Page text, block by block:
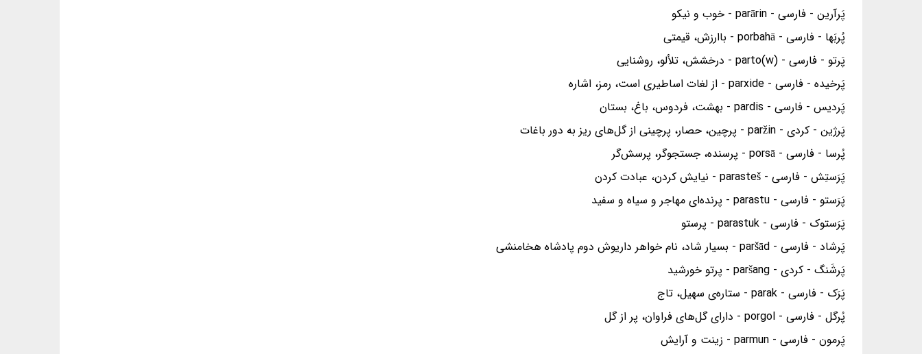
پَرآرین - فارسی - parārin - خوب و نیکو
پُربَها - فارسی - porbahā - باارزش، قیمتی
پَرتو - فارسی - parto(w) - درخشش، تلألو، روشنایی
پَرخیده - فارسی - parxide - از لغات اساطیری است، رمز، اشاره
پَردیس - فارسی - pardis - بهشت، فردوس، باغ، بستان
پَرژین - کردی - paržin - پرچین، حصار، پرچینی از گل‌های ریز به دور باغات
پُرسا - فارسی - porsā - پرسنده، جستجوگر، پرسش‌گر
پَرَستِش - فارسی - parasteš - نیایش کردن، عبادت کردن
پَرَستو - فارسی - parastu - پرنده‌ای مهاجر و سیاه و سفید
پَرَستوک - فارسی - parastuk - پرستو
پَرشاد - فارسی - paršād - بسیار شاد، نام خواهر داریوش دوم پادشاه هخامنشی
پَرشَنگ - کردی - paršang - پرتو خورشید
پَرَک - فارسی - parak - ستاره‌ی سهیل، تاج
پُرگل - فارسی - porgol - دارای گل‌های فراوان، پر از گل
پَرمون - فارسی - parmun - زینت و آرایش